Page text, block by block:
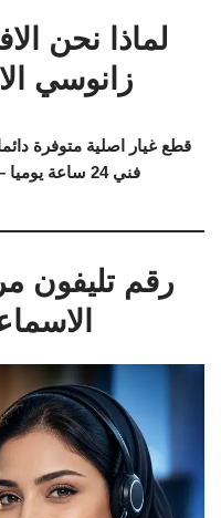
لماذا نحن
زانوسي
فني 24 ساعة يوميا – متوفر لدينا خدمة الاستبدال
رقم تليفون